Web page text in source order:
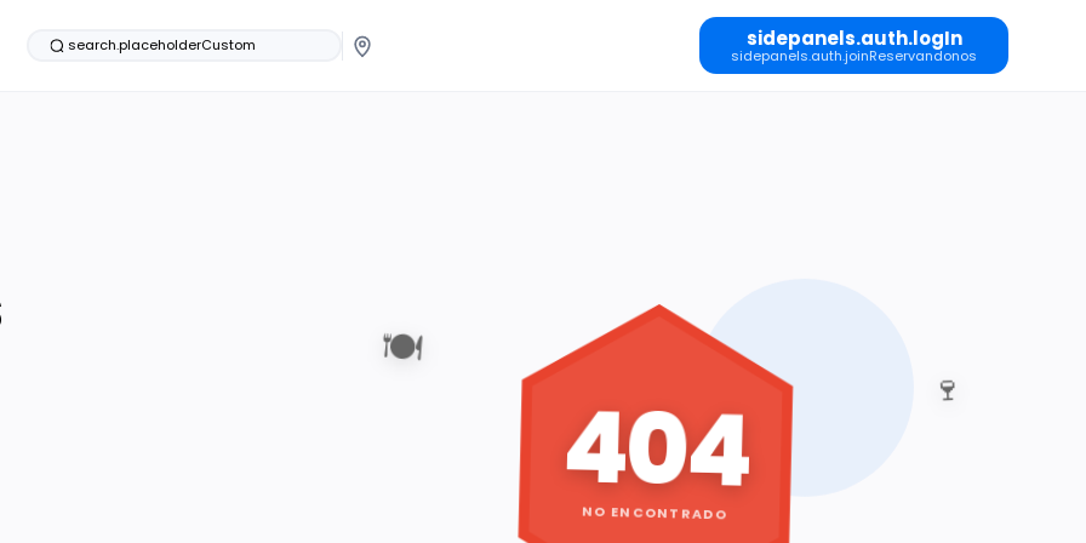
search.placeholderCustom sidepanels.auth.logIn
sidepanels.auth.joinReservandonos
🍽️
🍷
404
NO ENCONTRADO